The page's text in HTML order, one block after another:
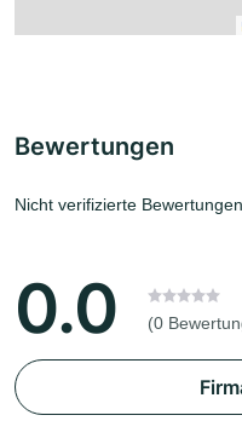
Bewertungen
Nicht verifizierte Bewertungen
0.0 (0